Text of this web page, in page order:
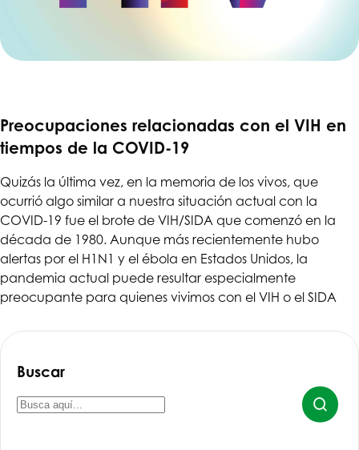
Preocupaciones relacionadas con el VIH en
tiempos de la COVID-19
Quizás la última vez, en la memoria de los vivos, que
ocurrió algo similar a nuestra situación actual con la
COVID-19 fue el brote de VIH/SIDA que comenzó en la
década de 1980. Aunque más recientemente hubo
alertas por el H1N1 y el ébola en Estados Unidos, la
pandemia actual puede resultar especialmente
preocupante para quienes vivimos con el VIH o el SIDA
Buscar